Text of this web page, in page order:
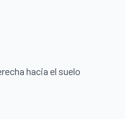
hacia el suelo